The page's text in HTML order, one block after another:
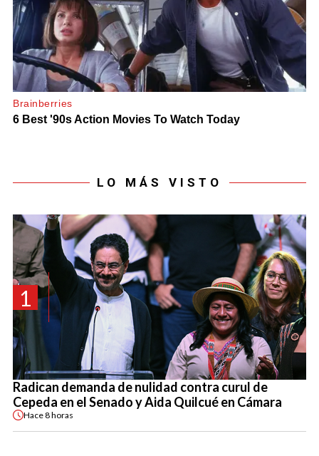
LO MÁS VISTO
1
Radican demanda de nulidad contra curul de
Cepeda en el Senado y Aida Quilcué en Cámara
Hace8 horas